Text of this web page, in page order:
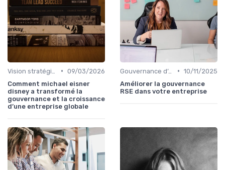
• 09/03/2026
Comment michael eisner
disney a transformé la
gouvernance et la croissance
d’une entreprise globale
Gouvernance d’entreprise • 10/11/2025
Améliorer la gouvernance
RSE dans votre entreprise